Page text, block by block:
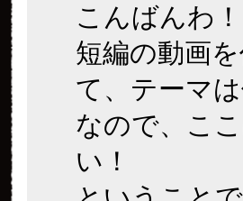
こんばんわ！
短編の動画
て、テーマ
なので、こ
い！